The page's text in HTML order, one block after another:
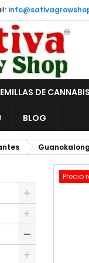
DE CANNABIS
BLOG
Guanokalong
Precio